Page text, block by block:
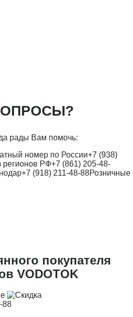
рады Вам помочь:
номер по России+7 (938)
регионов РФ+7 (861) 205-48-
+7 (918) 211-48-88Розничные
покупателя
VODOTOK
88